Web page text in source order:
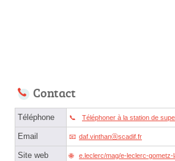
Contact
Téléphone Téléphoner à la station de
Email daf.vinthanⓐscadif.fr
Site web e.leclerc/mag/e-leclerc-gometz-